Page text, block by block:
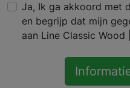
Ja, Ik ga akkoord met
en begrijp dat mijn
aan Line Classic Wood